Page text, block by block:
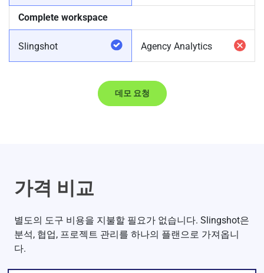
Complete workspace
Slingshot Agency Analytics
데모 요청
가격 비교
별도의 도구 비용을 지불할 필요가 없습니다. Slingshot은
분석, 협업, 프로젝트 관리를 하나의 플랜으로 가져옵니
다.